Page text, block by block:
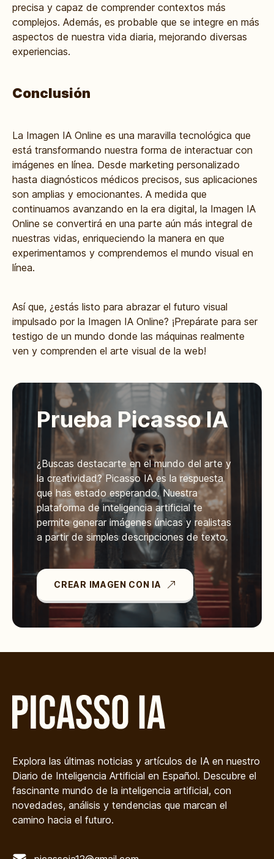
precisa y capaz de comprender contextos más
complejos. Además, es probable que se integre en más
aspectos de nuestra vida diaria, mejorando diversas
experiencias.
Conclusión
La Imagen IA Online es una maravilla tecnológica que
está transformando nuestra forma de interactuar con
imágenes en línea. Desde marketing personalizado
hasta diagnósticos médicos precisos, sus aplicaciones
son amplias y emocionantes. A medida que
continuamos avanzando en la era digital, la Imagen IA
Online se convertirá en una parte aún más integral de
nuestras vidas, enriqueciendo la manera en que
experimentamos y comprendemos el mundo visual en
línea.
Así que, ¿estás listo para abrazar el futuro visual
impulsado por la Imagen IA Online? ¡Prepárate para ser
testigo de un mundo donde las máquinas realmente
ven y comprenden el arte visual de la web!
Prueba Picasso IA
¿Buscas destacarte en el mundo del arte y
la creatividad? Picasso IA es la respuesta
que has estado esperando. Nuestra
plataforma de inteligencia artificial te
permite generar imágenes únicas y realistas
a partir de simples descripciones de texto.
CREAR IMAGEN CON IA
Explora las últimas noticias y artículos de IA en nuestro
Diario de Inteligencia Artificial en Español. Descubre el
fascinante mundo de la inteligencia artificial, con
novedades, análisis y tendencias que marcan el
camino hacia el futuro.